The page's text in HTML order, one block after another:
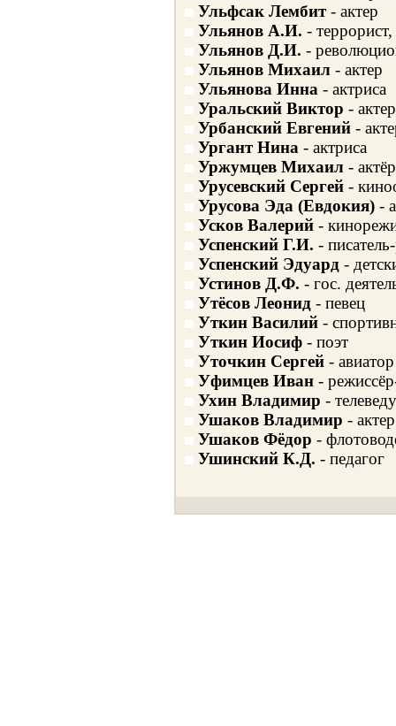
Ульфсак Лембит- актер
Ульянов А.И. -
Ульянов Д.И. -
Ульянов Михаил- актер
Ульянова Инна - актриса
Уральский Виктор - актер
Урбанский Евгений -
Ургант Нина - актриса
Уржумцев Михаил- актёр
Урусевский Сергей-
Урусова Эда (Евдокия) -
Усков Валерий-
Успенский Г.И. -
Успенский Эдуард -
Устинов Д.Ф. - гос.
Утёсов Леонид - певец
Уткин Василий-
Уткин Иосиф- поэт
Уточкин Сергей - авиатор
Уфимцев Иван-
Ухин Владимир -
Ушаков Владимир - актер
Ушаков Фёдор -
Ушинский К.Д. - педагог